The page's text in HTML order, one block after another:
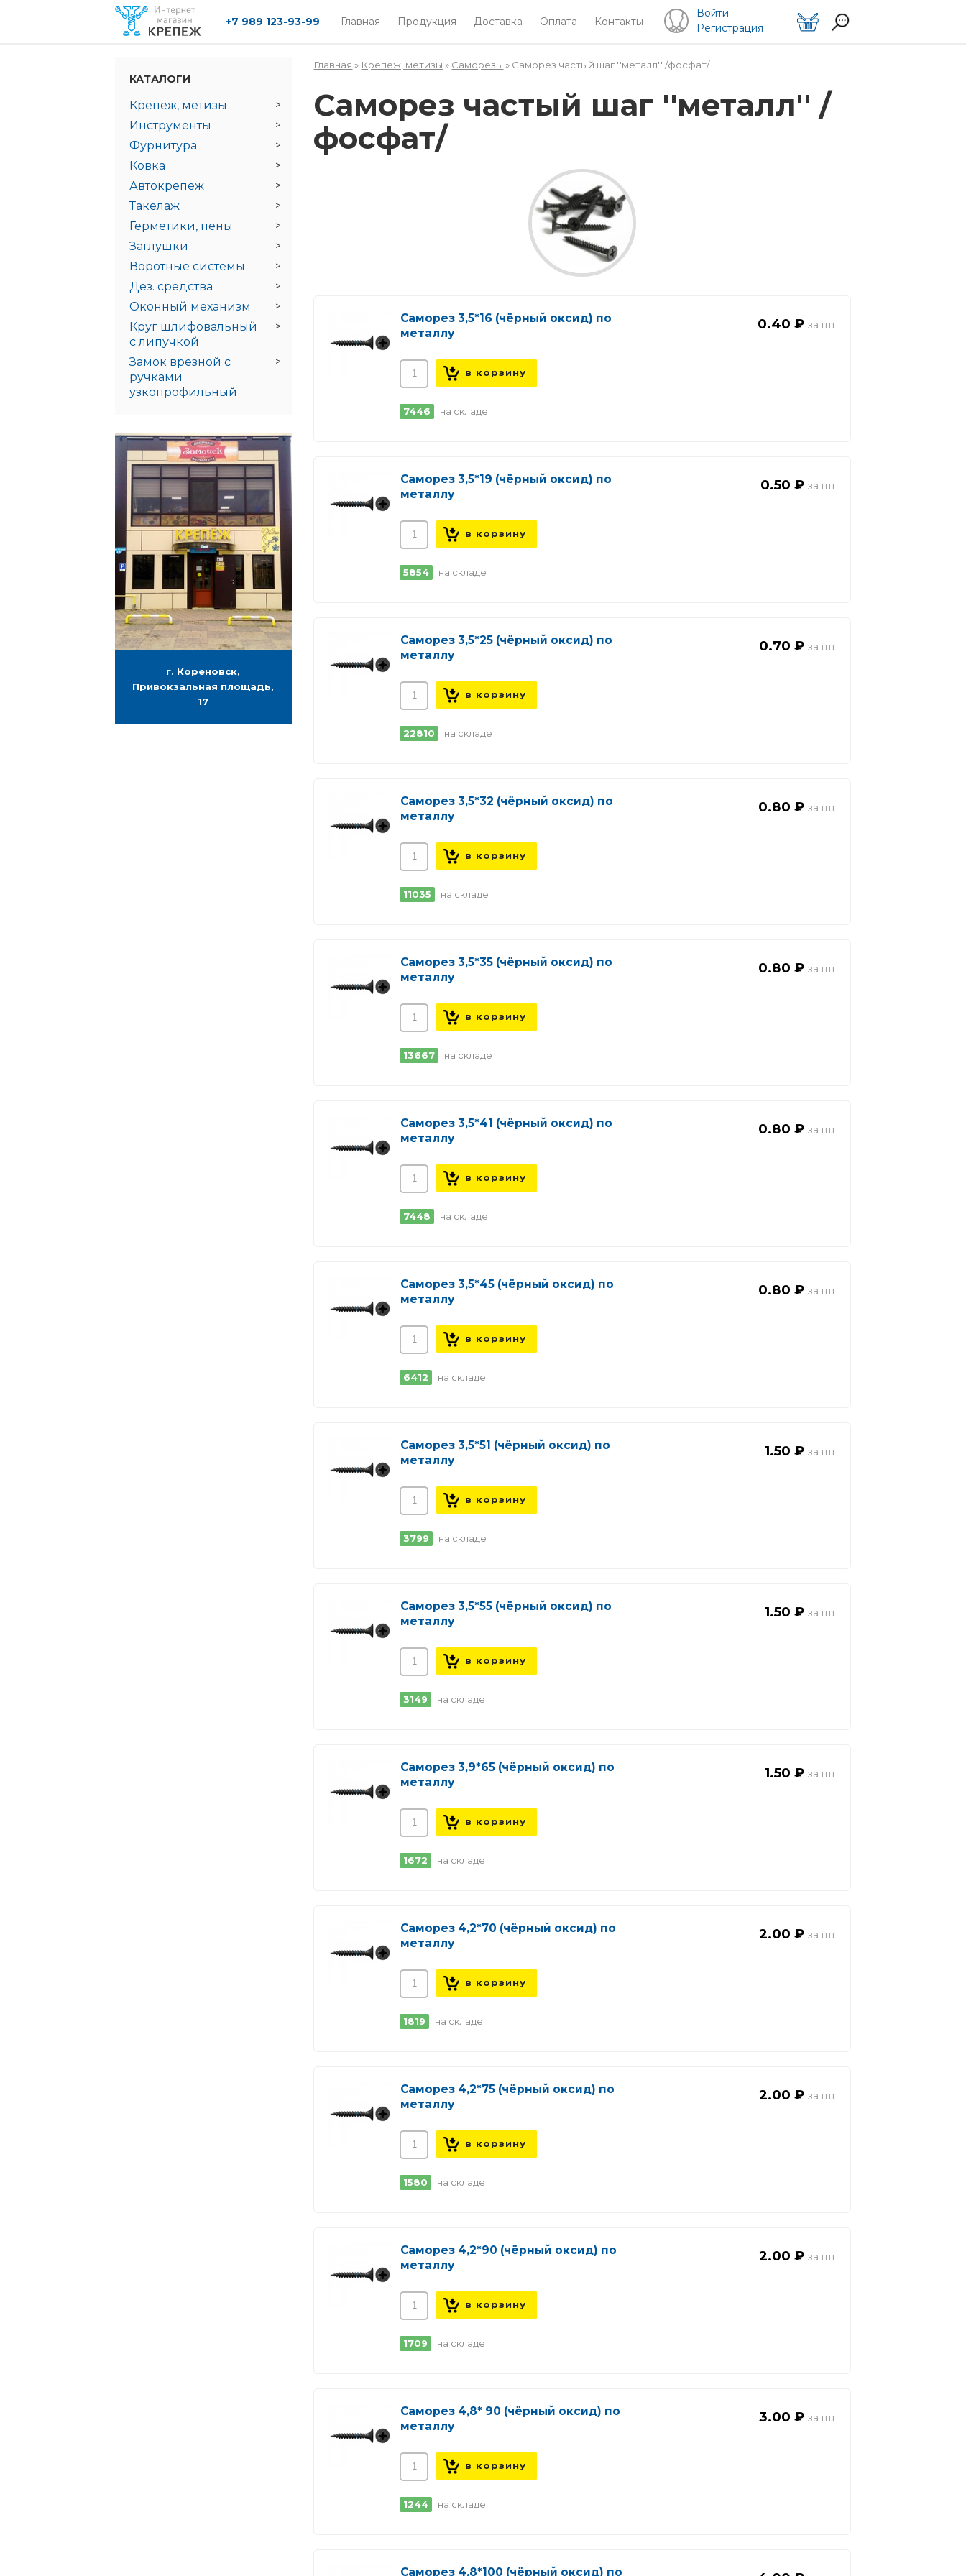
Главная Продукция Доставка Оплата Контакты
+7 989 123-93-99
Войти
Регистрация
Вы здесь
Главная » Крепеж, метизы » Саморезы » Саморез частый шаг ''металл'' /фосфат/
Саморез частый шаг ''металл'' /
фосфат/
Саморез 3,5*16 (чёрный оксид) по
металлу
0.40 ₽
7446 на складе
Саморез 3,5*19 (чёрный оксид) по
металлу
0.50 ₽
5854 на складе
Саморез 3,5*25 (чёрный оксид) по
металлу
0.70 ₽
22810 на складе
Саморез 3,5*32 (чёрный оксид) по
металлу
0.80 ₽
11035 на складе
Саморез 3,5*35 (чёрный оксид) по
металлу
0.80 ₽
13667 на складе
Саморез 3,5*41 (чёрный оксид) по
металлу
0.80 ₽
7448 на складе
Саморез 3,5*45 (чёрный оксид) по
металлу
0.80 ₽
6412 на складе
Саморез 3,5*51 (чёрный оксид) по
металлу
1.50 ₽
3799 на складе
Саморез 3,5*55 (чёрный оксид) по
металлу
1.50 ₽
3149 на складе
Саморез 3,9*65 (чёрный оксид) по
металлу
1.50 ₽
1672 на складе
Саморез 4,2*70 (чёрный оксид) по
металлу
2.00 ₽
1819 на складе
Саморез 4,2*75 (чёрный оксид) по
металлу
2.00 ₽
1580 на складе
Саморез 4,2*90 (чёрный оксид) по
металлу
2.00 ₽
1709 на складе
Саморез 4,8* 90 (чёрный оксид) по
металлу
3.00 ₽
1244 на складе
Саморез 4,8*100 (чёрный оксид) по
КАТАЛОГИ
Крепеж, метизы
Инструменты
Фурнитура
Ковка
Автокрепеж
Такелаж
Герметики, пены
Заглушки
Воротные системы
Дез. средства
Оконный механизм
Круг шлифовальный
с липучкой
Замок врезной с
ручками
узкопрофильный
г. Кореновск,
Привокзальная площадь,
17